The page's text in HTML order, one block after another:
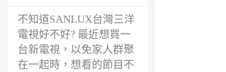
不知道SANLUX台灣三洋
電視好不好? 最近想買一
台新電視，以免家人群聚
在一起時，想看的節目不